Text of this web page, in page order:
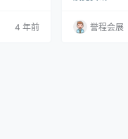
的新家
表现出4 年前
ixon）实际上
并在4月13日
誉程会展